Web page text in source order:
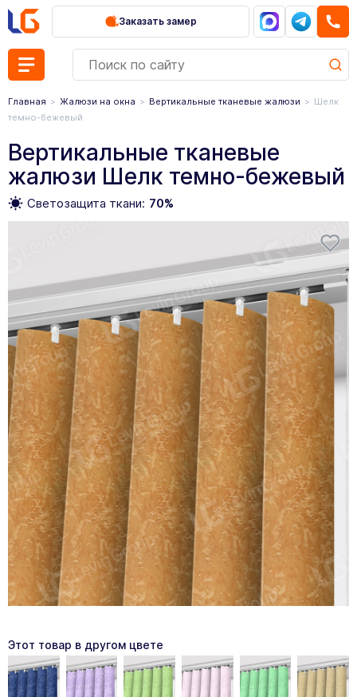
Заказать замер
Главная Жалюзи на окна Вертикальные тканевые жалюзи
Шелк
темно-бежевый
Вертикальные тканевые
жалюзи Шелк темно-бежевый
Светозащита ткани: 70%
Этот товар в другом цвете